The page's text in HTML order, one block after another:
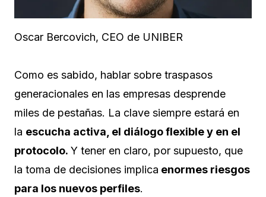
Oscar Bercovich, CEO de UNIBER
Como es sabido, hablar sobre traspasos
generacionales en las empresas desprende
miles de pestañas. La clave siempre estará en
la escucha activa, el diálogo flexible y en el
protocolo. Y tener en claro, por supuesto, que
la toma de decisiones implica enormes riesgos
para los nuevos perfiles.